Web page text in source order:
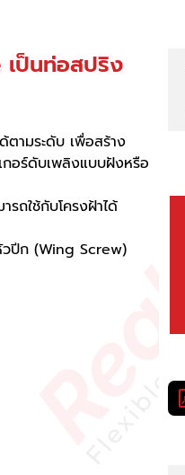
เป็นท่อสปริง
ามระดับ เพื่อสร้าง
อร์ดับเพลิงแบบฝังหรือ
ถใช้กับโครงฝ้าได้
ปีก (Wing Screw)